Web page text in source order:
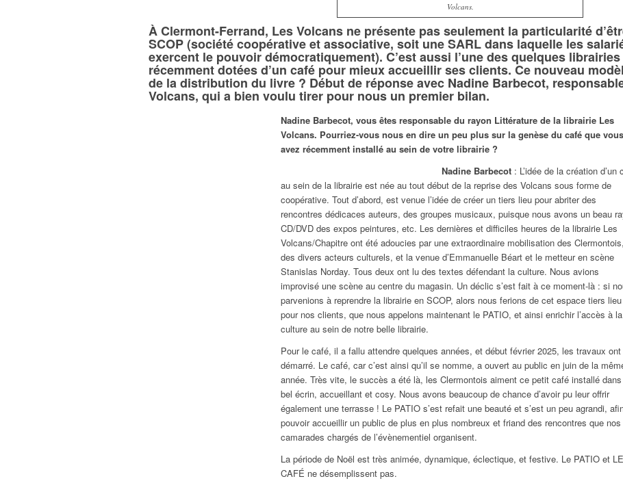
Volcans.
À Clermont-Ferrand, Les Volcans ne présente pas seulement la particularité
SCOP (société coopérative et associative, soit une SARL dans laquelle les
exercent le pouvoir démocratiquement). C’est aussi l’une des quelques
récemment dotées d’un café pour mieux accueillir ses clients. Ce nouveau
de la distribution du livre ? Début de réponse avec Nadine Barbecot,
Volcans, qui a bien voulu tirer pour nous un premier bilan.
Nadine Barbecot, vous êtes responsable du rayon Littérature de la librairie Les
Volcans. Pourriez-vous nous en dire un peu plus sur la genèse du café que vous
avez récemment installé au sein de votre librairie ?
Nadine Barbecot: L’idée de la création d’un
au sein de la librairie est née au tout début de la reprise des Volcans sous forme de
coopérative. Tout d’abord, est venue l’idée de créer un tiers lieu pour abriter des
rencontres dédicaces auteurs, des groupes musicaux, puisque nous avons un beau
CD/DVD des expos peintures, etc. Les dernières et difficiles heures de la librairie Les
Volcans/Chapitre ont été adoucies par une extraordinaire mobilisation des Clermontois,
des divers acteurs culturels, et la venue d’Emmanuelle Béart et le metteur en scène
Stanislas Norday. Tous deux ont lu des textes défendant la culture. Nous avions
improvisé une scène au centre du magasin. Un déclic s’est fait à ce moment-là : si
parvenions à reprendre la librairie en SCOP, alors nous ferions de cet espace tiers lieu
pour nos clients, que nous appelons maintenant le PATIO, et ainsi enrichir l’accès à la
culture au sein de notre belle librairie.
Pour le café, il a fallu attendre quelques années, et début février 2025, les travaux ont
démarré. Le café, car c’est ainsi qu’il se nomme, a ouvert au public en juin de la
année. Très vite, le succès a été là, les Clermontois aiment ce petit café installé
bel écrin, accueillant et cosy. Nous avons beaucoup de chance d’avoir pu leur offrir
également une terrasse ! Le PATIO s’est refait une beauté et s’est un peu agrandi,
pouvoir accueillir un public de plus en plus nombreux et friand des rencontres que nos
camarades chargés de l’évènementiel organisent.
La période de Noël est très animée, dynamique, éclectique, et festive. Le PATIO et LE
CAFÉ ne désemplissent pas.